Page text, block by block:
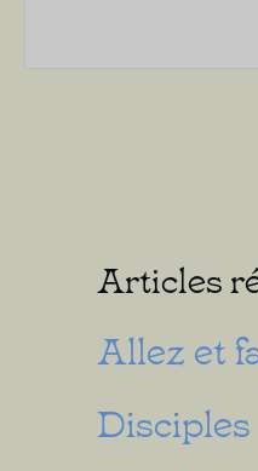
Articles
Allez et
Disciples